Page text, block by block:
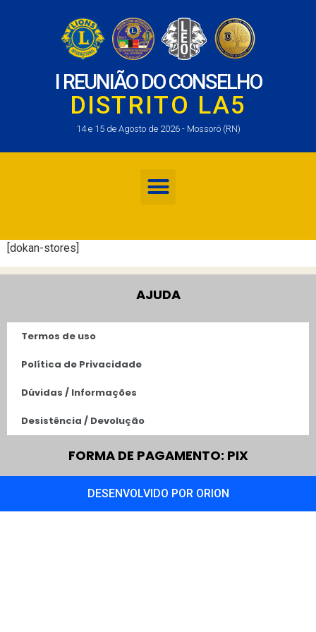
I REUNIÃO DO CONSELHO
DISTRITO LA5
14 e 15 de Agosto de 2026 - Mossoró (RN)
[dokan-stores]
AJUDA
Termos de uso
Política de Privacidade
Dúvidas / Informações
Desistência / Devolução
FORMA DE PAGAMENTO: PIX
DESENVOLVIDO POR ORION